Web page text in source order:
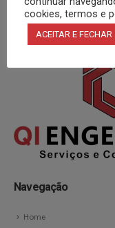
Navegação
Home
cookies, termos e
ACEITAR E FECHAR